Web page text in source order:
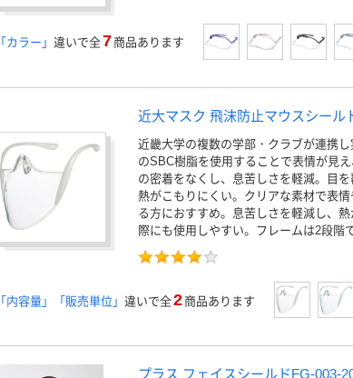
「カラー」 違いで全7 商品あります
近大マスク 飛沫防止マウスシール
近畿大学の複数の学部・クラブが連携
のSBC樹脂を使用することで表情が見
の密着をなくし、息苦しさを軽減。目
熱がこもりにくい。クリアな素材で表
る方におすすめ。息苦しさを軽減し、
際にも使用しやすい。フレームは2段階
「内容量」「販売単位」 違いで全2 商品あります
プラス フェイスシールドFG-003-